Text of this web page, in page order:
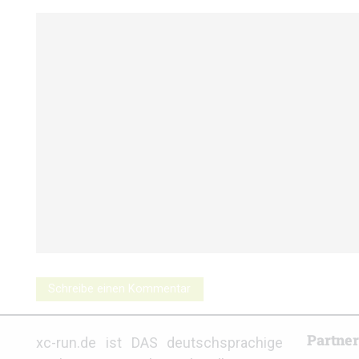
Schreibe einen Kommentar
xc-run.de ist DAS deutschsprachige
Partner